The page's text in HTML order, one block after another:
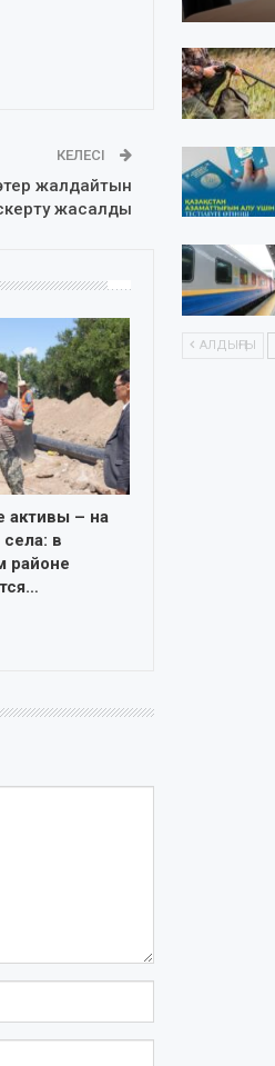
КЕЛЕСІ
жалдайтын
жасалды
активы – на
в
районе
АЛДЫҢҒЫ